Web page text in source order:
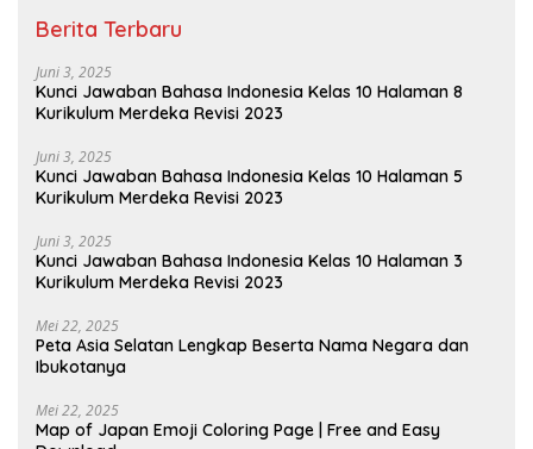
Berita Terbaru
Juni 3, 2025
Kunci Jawaban Bahasa Indonesia Kelas 10 Halaman 8
Kurikulum Merdeka Revisi 2023
Juni 3, 2025
Kunci Jawaban Bahasa Indonesia Kelas 10 Halaman 5
Kurikulum Merdeka Revisi 2023
Juni 3, 2025
Kunci Jawaban Bahasa Indonesia Kelas 10 Halaman 3
Kurikulum Merdeka Revisi 2023
Mei 22, 2025
Peta Asia Selatan Lengkap Beserta Nama Negara dan
Ibukotanya
Mei 22, 2025
Map of Japan Emoji Coloring Page | Free and Easy